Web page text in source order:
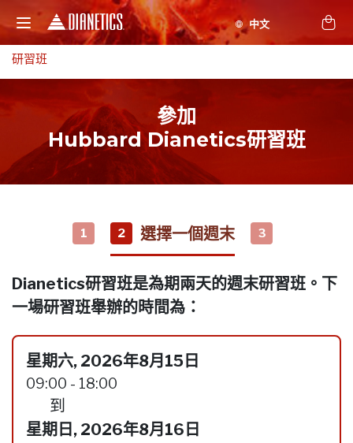
研習班
參加
Hubbard Dianetics研習班
1 2 選擇一個週末 3
Dianetics研習班是為期兩天的週末研習班。下
一場研習班舉辦的時間為：
星期六, 2026年8月15日
09:00 - 18:00
到
星期日, 2026年8月16日